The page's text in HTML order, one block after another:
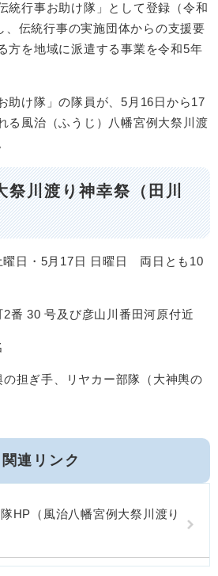
統行事お助け隊」として登録（令和
、伝統行事の実施団体からの支援要
方を地域に派遣する事業を令和5年
助け隊」の隊員が、5月16日から17
る風治（ふうじ）八幡宮例大祭川渡
祭川渡り神幸祭（田川
日・5月17日 日曜日 両日とも10
30 号及び彦山川番田河原付近
担ぎ手、リヤカー部隊（大神輿の
関連リンク
HP（風治八幡宮例大祭川渡り